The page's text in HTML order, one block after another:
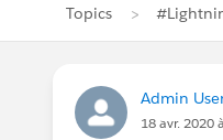
Topics
Admin
18 avr. 2020